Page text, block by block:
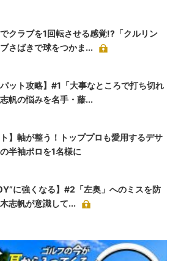
クラブを1回転させる感覚!?「クルリン
さばきで球をつかま...
パット攻略】#1「大事なところで打ち切れ
帆の悩みを名手・藤...
ト】軸が整う！トッププロも愛用するデサ
半袖ポロを1名様に
に強くなる】#2「左奥」へのミスを防
志帆が意識して...